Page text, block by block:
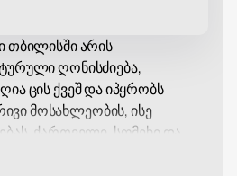
თბილისში არის
ღონისძიება,
ცის ქვეშ და იპყრობს
მოსახლეობის, ისე
ქართველი, სომეხი და
ტრადიციის